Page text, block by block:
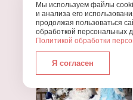
Мы используем файлы
и анализа его
продолжая пользоваться
обработкой персональных
Политикой обработки
Я согласен